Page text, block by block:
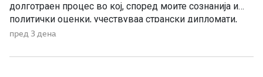
долготраен процес во кој, според моите сознанија и
политички оценки, учествуваа странски дипломати,
домашни политичари и регионални центри на влијание.
американскиот дипломат Филип Рикер, кој долги
пред 3 дена